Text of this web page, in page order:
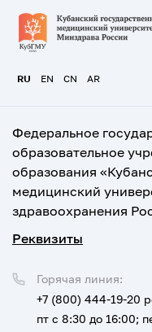
RU EN CN AR
Федеральное
образовательное
образования
медицинский
здравоохранения
Реквизиты
Горячая линия:
+7 (800) 444-19-20
пт с 8:30 до 16:00;